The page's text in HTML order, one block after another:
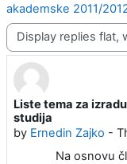
akademske 2011/
Display mode
Liste tema za
studija
by Ernedin Zajko -
Number of replies: 0
Na osnovu